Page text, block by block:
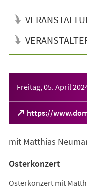
Freitag, 05. April
https://
(Öffnet
in
neuen
mit Matthias
Osterkonzert
Osterkonzert mit